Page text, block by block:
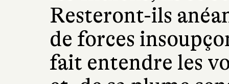
Resteront-ils
de forces
fait entendre les